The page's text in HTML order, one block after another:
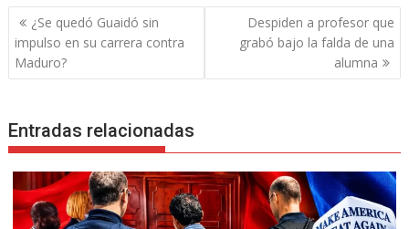
Navegación
de
entradas
¿Se quedó Guaidó sin
impulso en su carrera contra
Maduro?
Despiden a profesor que
grabó bajo la falda de una
alumna
Entradas relacionadas